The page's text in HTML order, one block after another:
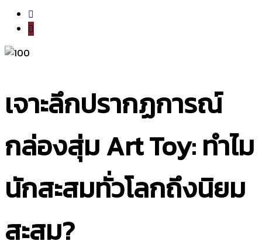
เจาะลึกปรากฏการณ์
กล่องสุ่ม Art Toy: ทำไม
นักสะสมทั่วโลกถึงนิยม
สะสม?